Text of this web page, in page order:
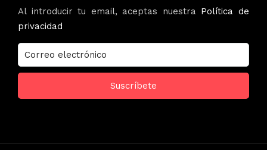
Al introducir tu email, aceptas nuestra Política de
privacidad